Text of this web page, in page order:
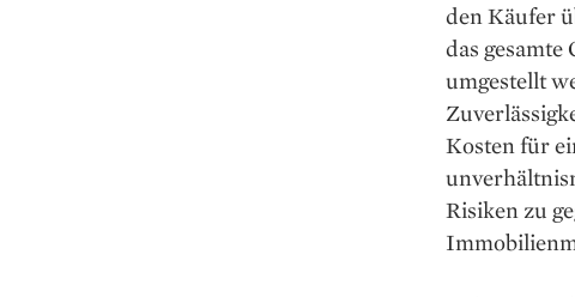
den Käufer
das
umgestellt
Kosten für
Risiken zu